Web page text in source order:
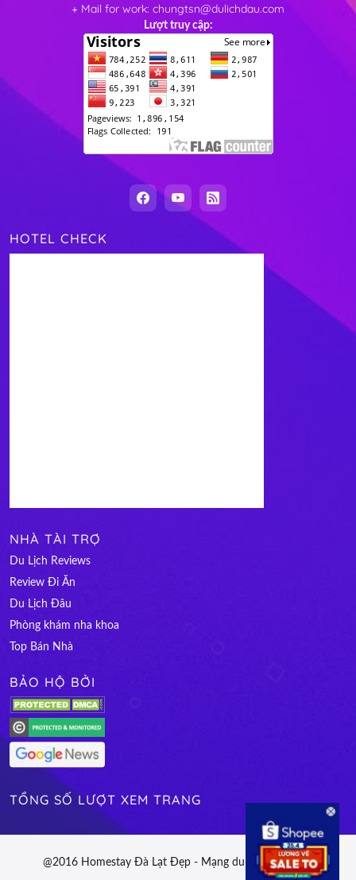
+ Mail for work: chungtsn@dulichdau.com
Lượt truy cập:
HOTEL CHECK
NHÀ TÀI TRỢ
Du Lịch Reviews
Review Đi Ăn
Du Lịch Đâu
Phòng khám nha khoa
Top Bán Nhà
BẢO HỘ BỞI
TỔNG SỐ LƯỢT XEM TRANG
@2016 Homestay Đà Lạt Đẹp - Mạng du lịch Việt Nam